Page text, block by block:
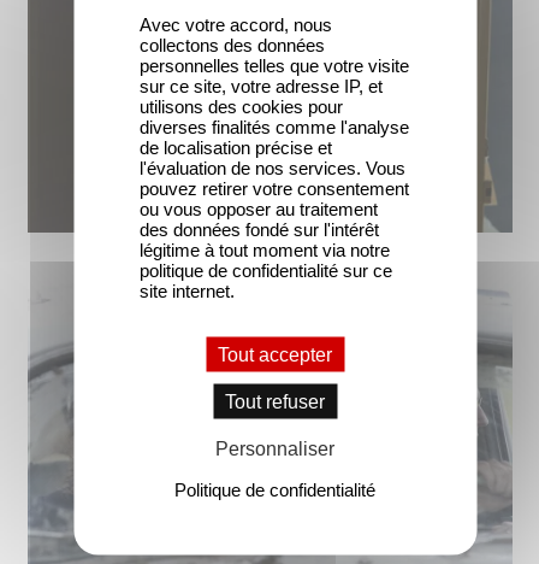
Avec votre accord, nous
collectons des données
personnelles telles que votre visite
sur ce site, votre adresse IP, et
utilisons des cookies pour
diverses finalités comme l'analyse
de localisation précise et
l'évaluation de nos services. Vous
pouvez retirer votre consentement
ou vous opposer au traitement
des données fondé sur l'intérêt
légitime à tout moment via notre
politique de confidentialité sur ce
site internet.
Tout accepter
Tout refuser
Personnaliser
Politique de confidentialité